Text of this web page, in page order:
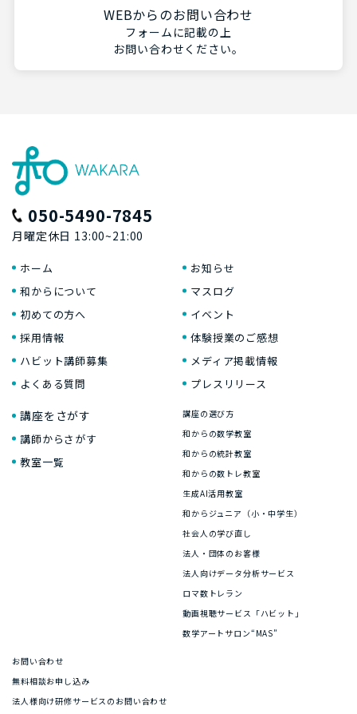
WEBからのお問い合わせ
フォームに記載の上
お問い合わせください。
050-5490-7845
月曜定休日 13:00~21:00
ホーム
和からについて
初めての方へ
採用情報
ハビット講師募集
よくある質問
お知らせ
マスログ
イベント
体験授業のご感想
メディア掲載情報
プレスリリース
講座をさがす
講師からさがす
教室一覧
講座の選び方
和からの数学教室
和からの統計教室
和からの数トレ教室
生成AI活用教室
和からジュニア（小・中学生）
社会人の学び直し
法人・団体のお客様
法人向けデータ分析サービス
ロマ数トレラン
動画視聴サービス「ハビット」
数学アートサロン“MAS”
お問い合わせ
無料相談お申し込み
法人様向け研修サービスのお問い合わせ